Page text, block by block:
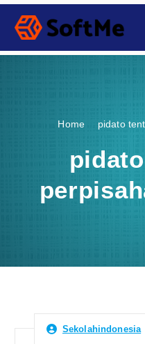
S
p
Home pidato
Sekolahindonesia